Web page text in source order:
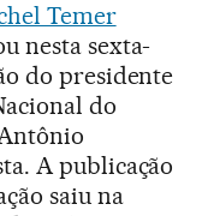
Temer
nesta sexta-
do presidente
do
A publicação
saiu na